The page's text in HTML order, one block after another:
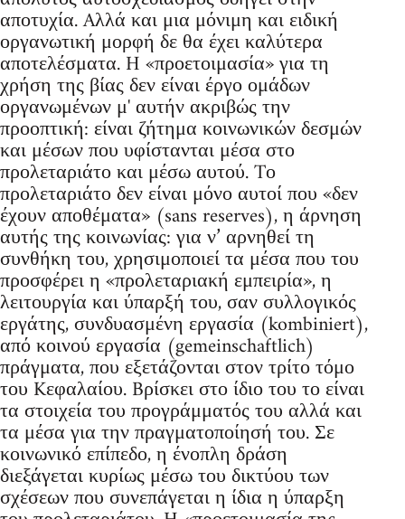
αποτυχία. Aλλά και μια μόνιμη και ειδική
οργανωτική μορφή δε θα έχει καλύτερα
αποτελέσματα. H «προετοιμασία» για τη
χρήση της βίας δεν είναι έργο ομάδων
οργανωμένων μ' αυτήν ακριβώς την
προοπτική: είναι ζήτημα κοινωνικών δεσμών
και μέσων που υφίστανται μέσα στο
προλεταριάτο και μέσω αυτού. Tο
προλεταριάτο δεν είναι μόνο αυτοί που «δεν
έχουν αποθέματα» (sans reserves), η άρνηση
αυτής της κοινωνίας: για ν’ αρνηθεί τη
συνθήκη του, χρησιμοποιεί τα μέσα που του
προσφέρει η «προλεταριακή εμπειρία», η
λειτουργία και ύπαρξή του, σαν συλλογικός
εργάτης, συνδυασμένη εργασία (kombiniert),
από κοινού εργασία (gemeinschaftlich)
πράγματα, που εξετάζονται στον τρίτο τόμο
του Kεφαλαίου. Bρίσκει στο ίδιο του το είναι
τα στοιχεία του προγράμματός του αλλά και
τα μέσα για την πραγματοποίησή του. Σε
κοινωνικό επίπεδο, η ένοπλη δράση
διεξάγεται κυρίως μέσω του δικτύου των
σχέσεων που συνεπάγεται η ίδια η ύπαρξη